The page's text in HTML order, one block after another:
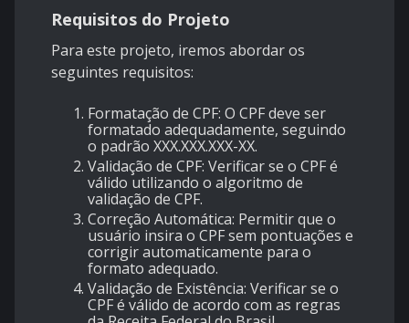
Requisitos do Projeto
Para este projeto, iremos abordar os
seguintes requisitos:
Formatação de CPF: O CPF deve ser
formatado adequadamente, seguindo
o padrão XXX.XXX.XXX-XX.
Validação de CPF: Verificar se o CPF é
válido utilizando o algoritmo de
validação de CPF.
Correção Automática: Permitir que o
usuário insira o CPF sem pontuações e
corrigir automaticamente para o
formato adequado.
Validação de Existência: Verificar se o
CPF é válido de acordo com as regras